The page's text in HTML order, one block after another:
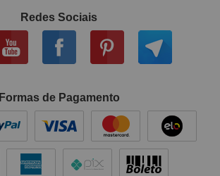
Redes Sociais
Formas de Pagamento